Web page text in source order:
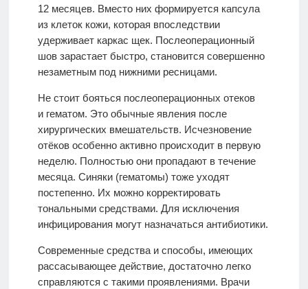
12 месяцев. Вместо них формируется капсула
из клеток кожи, которая впоследствии
удерживает каркас щек. Послеоперационный
шов зарастает быстро, становится совершенно
незаметным под нижними ресницами.
Не стоит бояться послеоперационных отеков
и гематом. Это обычные явления после
хирургических вмешательств. Исчезновение
отёков особенно активно происходит в первую
неделю. Полностью они пропадают в течение
месяца. Синяки (гематомы) тоже уходят
постепенно. Их можно корректировать
тональными средствами. Для исключения
инфицирования могут назначаться антибиотики.
Современные средства и способы, имеющих
рассасывающее действие, достаточно легко
справляются с такими проявлениями. Врачи